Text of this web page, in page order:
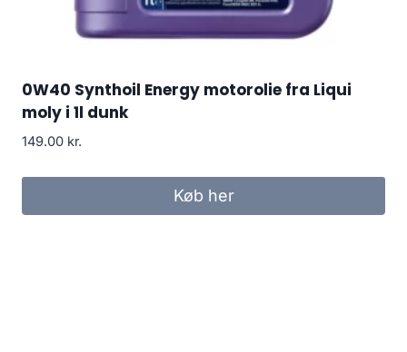
0W40 Synthoil Energy motorolie fra Liqui
moly i 1l dunk
149.00 kr.
Køb her